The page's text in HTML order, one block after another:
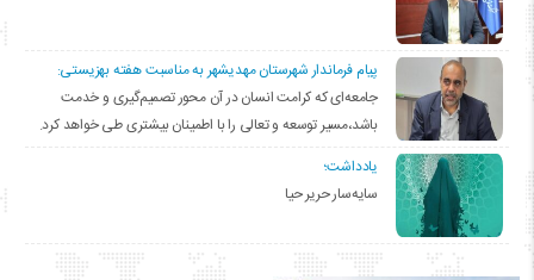
پیام فرماندار شهرستان مهدیشهر به مناسبت هفته بهزیستی:
جامعه‌ای که کرامت انسان در آن محور تصمیم‌گیری و خدمت
باشد،مسیر توسعه و تعالی را با اطمینان بیشتری طی خواهد کرد.
یادداشت؛
سایه‌سار حریر حیا